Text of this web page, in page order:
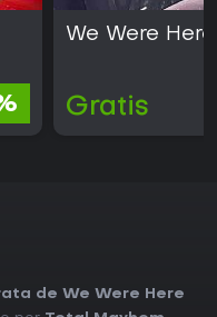
We Were Here
Gratis
de We Were Here